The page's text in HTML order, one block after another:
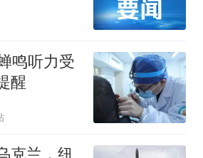
鸣听力受
醒
克兰，纽